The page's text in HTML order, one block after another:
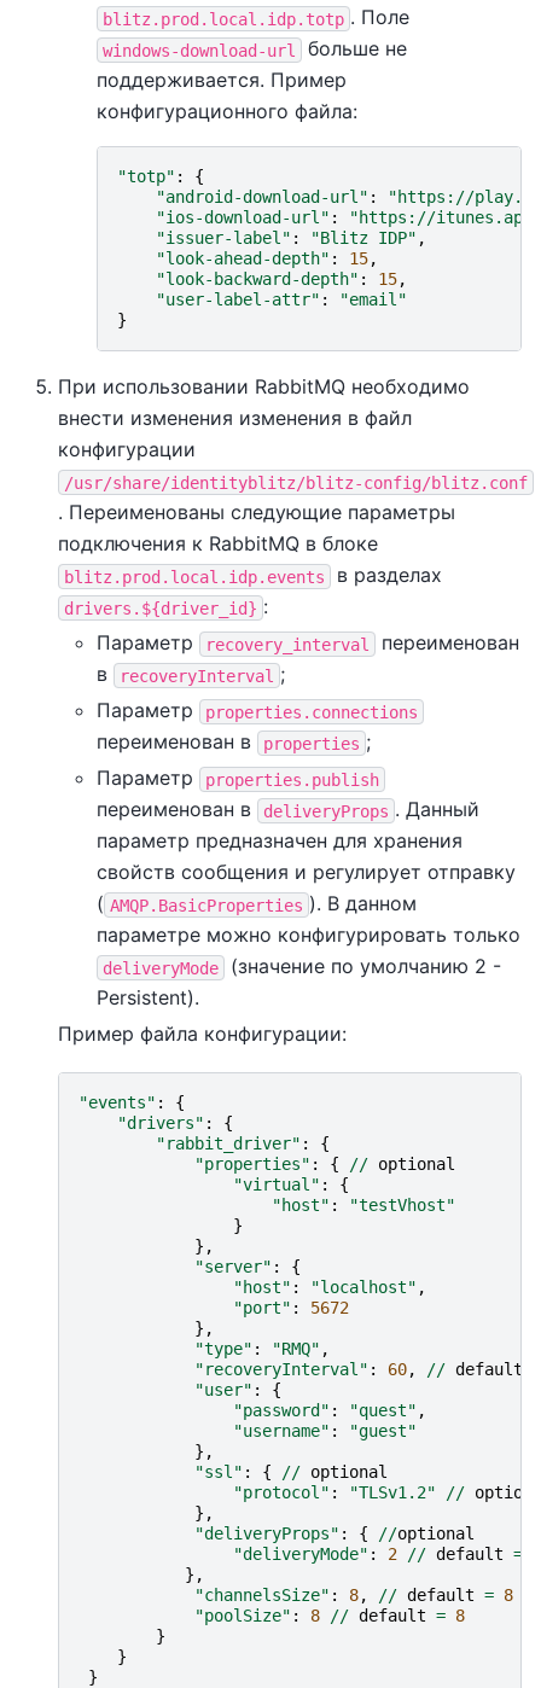
blitz.prod.local.idp.totp . Поле
windows-download-url
больше не
поддерживается. Пример
конфигурационного файла:
"totp" :
{
"android-download-url" :
"https://
"ios-download-url" :
"https://
"issuer-label" : "Blitz IDP" ,
"look-ahead-depth" : 15,
"look-backward-depth" : 15,
"user-label-attr" :
"email"
}
При использовании RabbitMQ необходимо
внести изменения изменения в файл
конфигурации
/usr/share/identityblitz/blitz-config/blitz.conf
. Переименованы следующие параметры
подключения к RabbitMQ в блоке
blitz.prod.local.idp.events в разделах
drivers.${driver_id} :
Параметр
recovery_interval
переименован
в
recoveryInterval ;
Параметр
properties.connections
переименован в properties ;
Параметр
properties.publish
переименован в deliveryProps . Данный
параметр предназначен для хранения
свойств сообщения и регулирует отправку
( AMQP.BasicProperties ). В данном
параметре можно конфигурировать только
deliveryMode
(значение по умолчанию 2 -
Persistent).
Пример файла конфигурации:
"events" :
{
"drivers" :
{
"rabbit_driver" :
{
"properties" : { // optional
"virtual" :
{
"host" :
"testVhost"
}
},
"server" :
{
"host" : "localhost" ,
"port" :
5672
},
"type" : "RMQ" ,
"recoveryInterval" : 60, // default
"user" :
{
"password" : "quest" ,
"username" :
"guest"
},
"ssl" : { // optional
"protocol" : "TLSv1.2" //
},
"deliveryProps" : { //optional
"deliveryMode" : 2 // default =
},
"channelsSize" : 8, // default = 8
"poolSize" : 8 // default = 8
}
}
}